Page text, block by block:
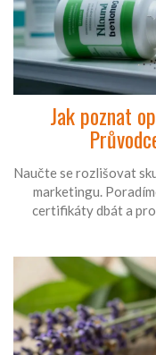
Jak poznat
Naučte se rozlišovat
marketingu.
certifikáty dbát a